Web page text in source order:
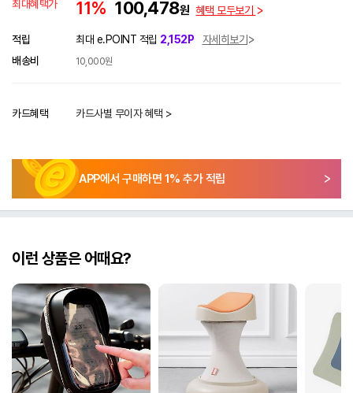
최대혜택가
11% 100,478원 혜택 모두보기
적립 최대 e.POINT 적립 2,152P
자세히보기
배송비
10,000원
카드혜택 카드사별 무이자 혜택 >
APP에서 구매하면 1% 추가 적립
이런 상품은 어때요?